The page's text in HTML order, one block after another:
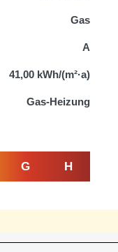
Gas
A
41,00 kWh/(m²·a)
Gas-Heizung
G H